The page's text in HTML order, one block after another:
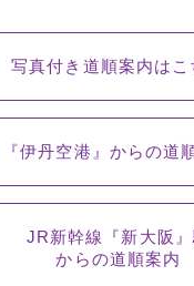
写真付き道順案内はこ
『伊丹空港』 からの道
JR新幹線『新大阪』
からの道順案内